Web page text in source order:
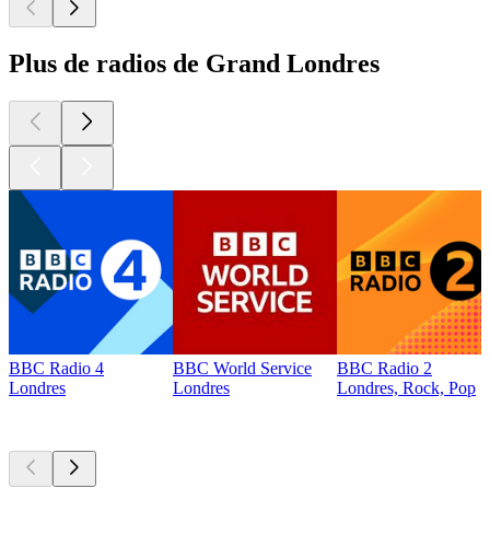
Plus de radios de Grand Londres
BBC Radio 4
Londres
BBC World Service
Londres
BBC Radio 2
Londres, Rock, Pop